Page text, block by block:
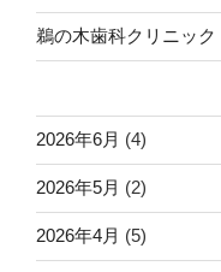
鵜の木歯科クリニック
2026年6月 (4)
2026年5月 (2)
2026年4月 (5)